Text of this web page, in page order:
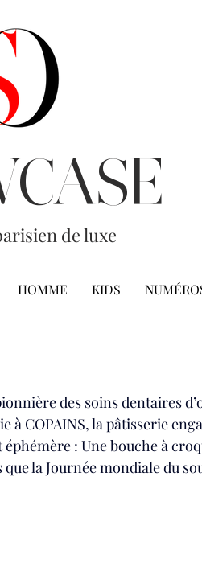
de luxe
HOMME KIDS
des soins dentaires
à COPAINS, la pâtisserie
: Une bouche à
la Journée mondiale du